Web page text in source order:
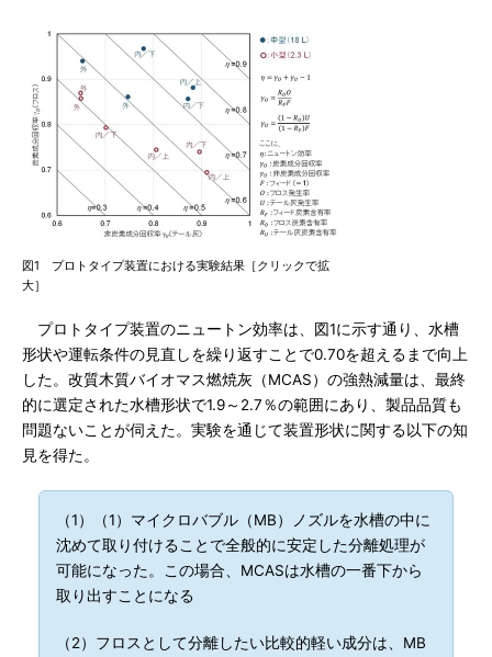
図1 プロトタイプ装置における実験結果［クリックで拡
大］
プロトタイプ装置のニュートン効率は、図1に示す通り、水槽
形状や運転条件の見直しを繰り返すことで0.70を超えるまで向上
した。改質木質バイオマス燃焼灰（MCAS）の強熱減量は、最終
的に選定された水槽形状で1.9～2.7％の範囲にあり、製品品質も
問題ないことが伺えた。実験を通じて装置形状に関する以下の知
見を得た。
（1）（1）マイクロバブル（MB）ノズルを水槽の中に
沈めて取り付けることで全般的に安定した分離処理が
可能になった。この場合、MCASは水槽の一番下から
取り出すことになる
（2）フロスとして分離したい比較的軽い成分は、MB